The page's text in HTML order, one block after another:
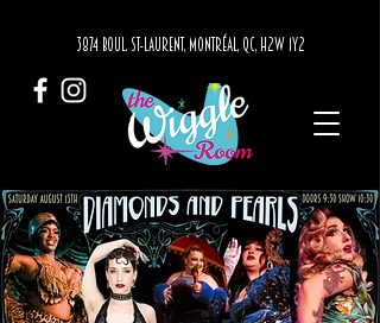
3874 BOUL. ST-LAURENT, MONTRÉAL, QC, H2W 1Y2